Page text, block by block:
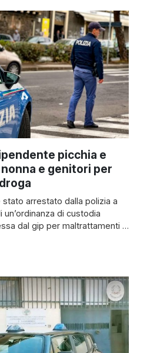
assente al controllo dei
picchia e
e genitori per
stato arrestato dalla polizia a
di custodia
dal gip per maltrattamenti in
minacce gravi ed estorsione ai
anche di morte, i